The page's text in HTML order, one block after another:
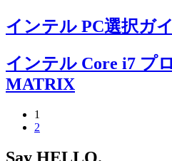
インテル PC選択ガ
インテル Core i7 プ
MATRIX
1
2